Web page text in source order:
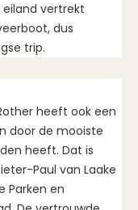
eiland vertrekt
dus
trip.
heeft ook een
door de mooiste
heeft. Dat is
Paul van Laake
Parken en